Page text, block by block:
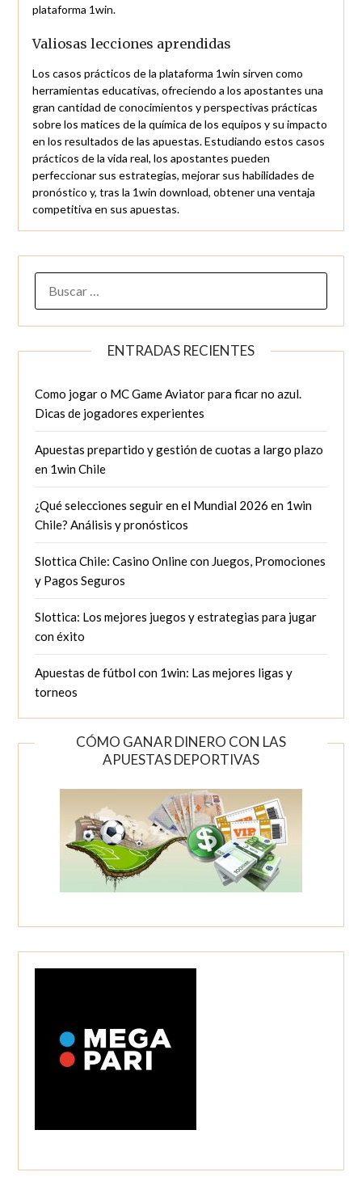
plataforma 1win.
Valiosas lecciones aprendidas
Los casos prácticos de la plataforma 1win sirven como
herramientas educativas, ofreciendo a los apostantes una
gran cantidad de conocimientos y perspectivas prácticas
sobre los matices de la química de los equipos y su impacto
en los resultados de las apuestas. Estudiando estos casos
prácticos de la vida real, los apostantes pueden
perfeccionar sus estrategias, mejorar sus habilidades de
pronóstico y, tras la 1win download, obtener una ventaja
competitiva en sus apuestas.
ENTRADAS RECIENTES
Como jogar o MC Game Aviator para ficar no azul.
Dicas de jogadores experientes
Apuestas prepartido y gestión de cuotas a largo plazo
en 1win Chile
¿Qué selecciones seguir en el Mundial 2026 en 1win
Chile? Análisis y pronósticos
Slottica Chile: Casino Online con Juegos, Promociones
y Pagos Seguros
Slottica: Los mejores juegos y estrategias para jugar
con éxito
Apuestas de fútbol con 1win: Las mejores ligas y
torneos
CÓMO GANAR DINERO CON LAS
APUESTAS DEPORTIVAS